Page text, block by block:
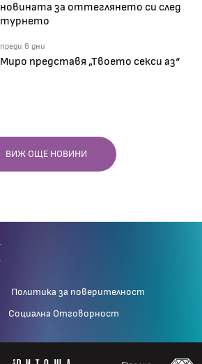
новината за оттеглянето си след
турнето
преди 6 дни
Миро представя „Твоето секси аз“
ВИЖ ОЩЕ НОВИНИ
Политика за поверителност
Социална Отговорност